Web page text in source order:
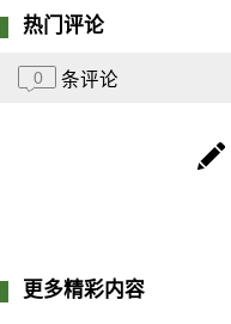
热门评论
0 条评论
更多精彩内容